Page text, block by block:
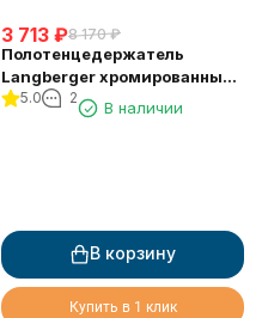
3 713 ₽8 170 ₽
Полотенцедержатель
Langberger хромированный
к стене "квадрат" 21838A
5.0 2
В наличии
В корзину
Купить в 1 клик